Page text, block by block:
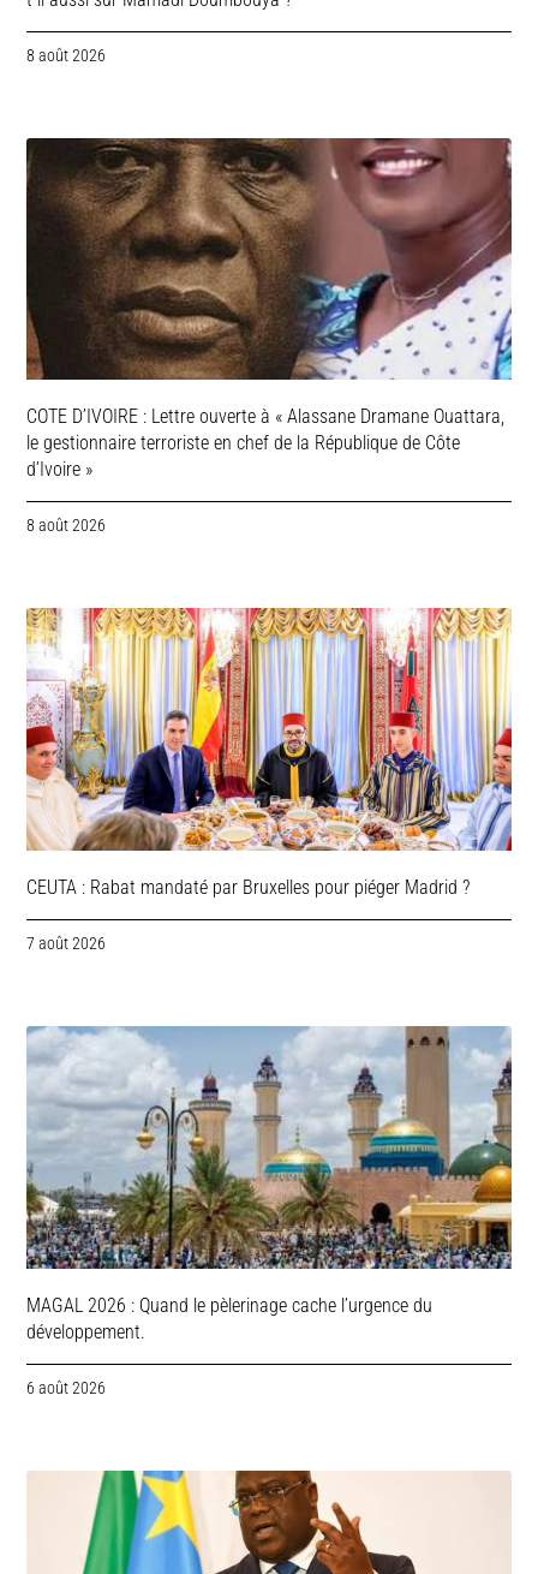
8 août 2026
COTE D’IVOIRE : Lettre ouverte à « Alassane Dramane Ouattara,
le gestionnaire terroriste en chef de la République de Côte
d’Ivoire »
8 août 2026
CEUTA : Rabat mandaté par Bruxelles pour piéger Madrid ?
7 août 2026
MAGAL 2026 : Quand le pèlerinage cache l’urgence du
développement.
6 août 2026